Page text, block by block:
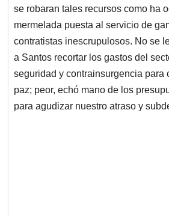
se robaran tales recursos como ha
mermelada puesta al servicio de
contratistas inescrupulosos. No se
a Santos recortar los gastos del
seguridad y contrainsurgencia para
paz; peor, echó mano de los
para agudizar nuestro atraso y